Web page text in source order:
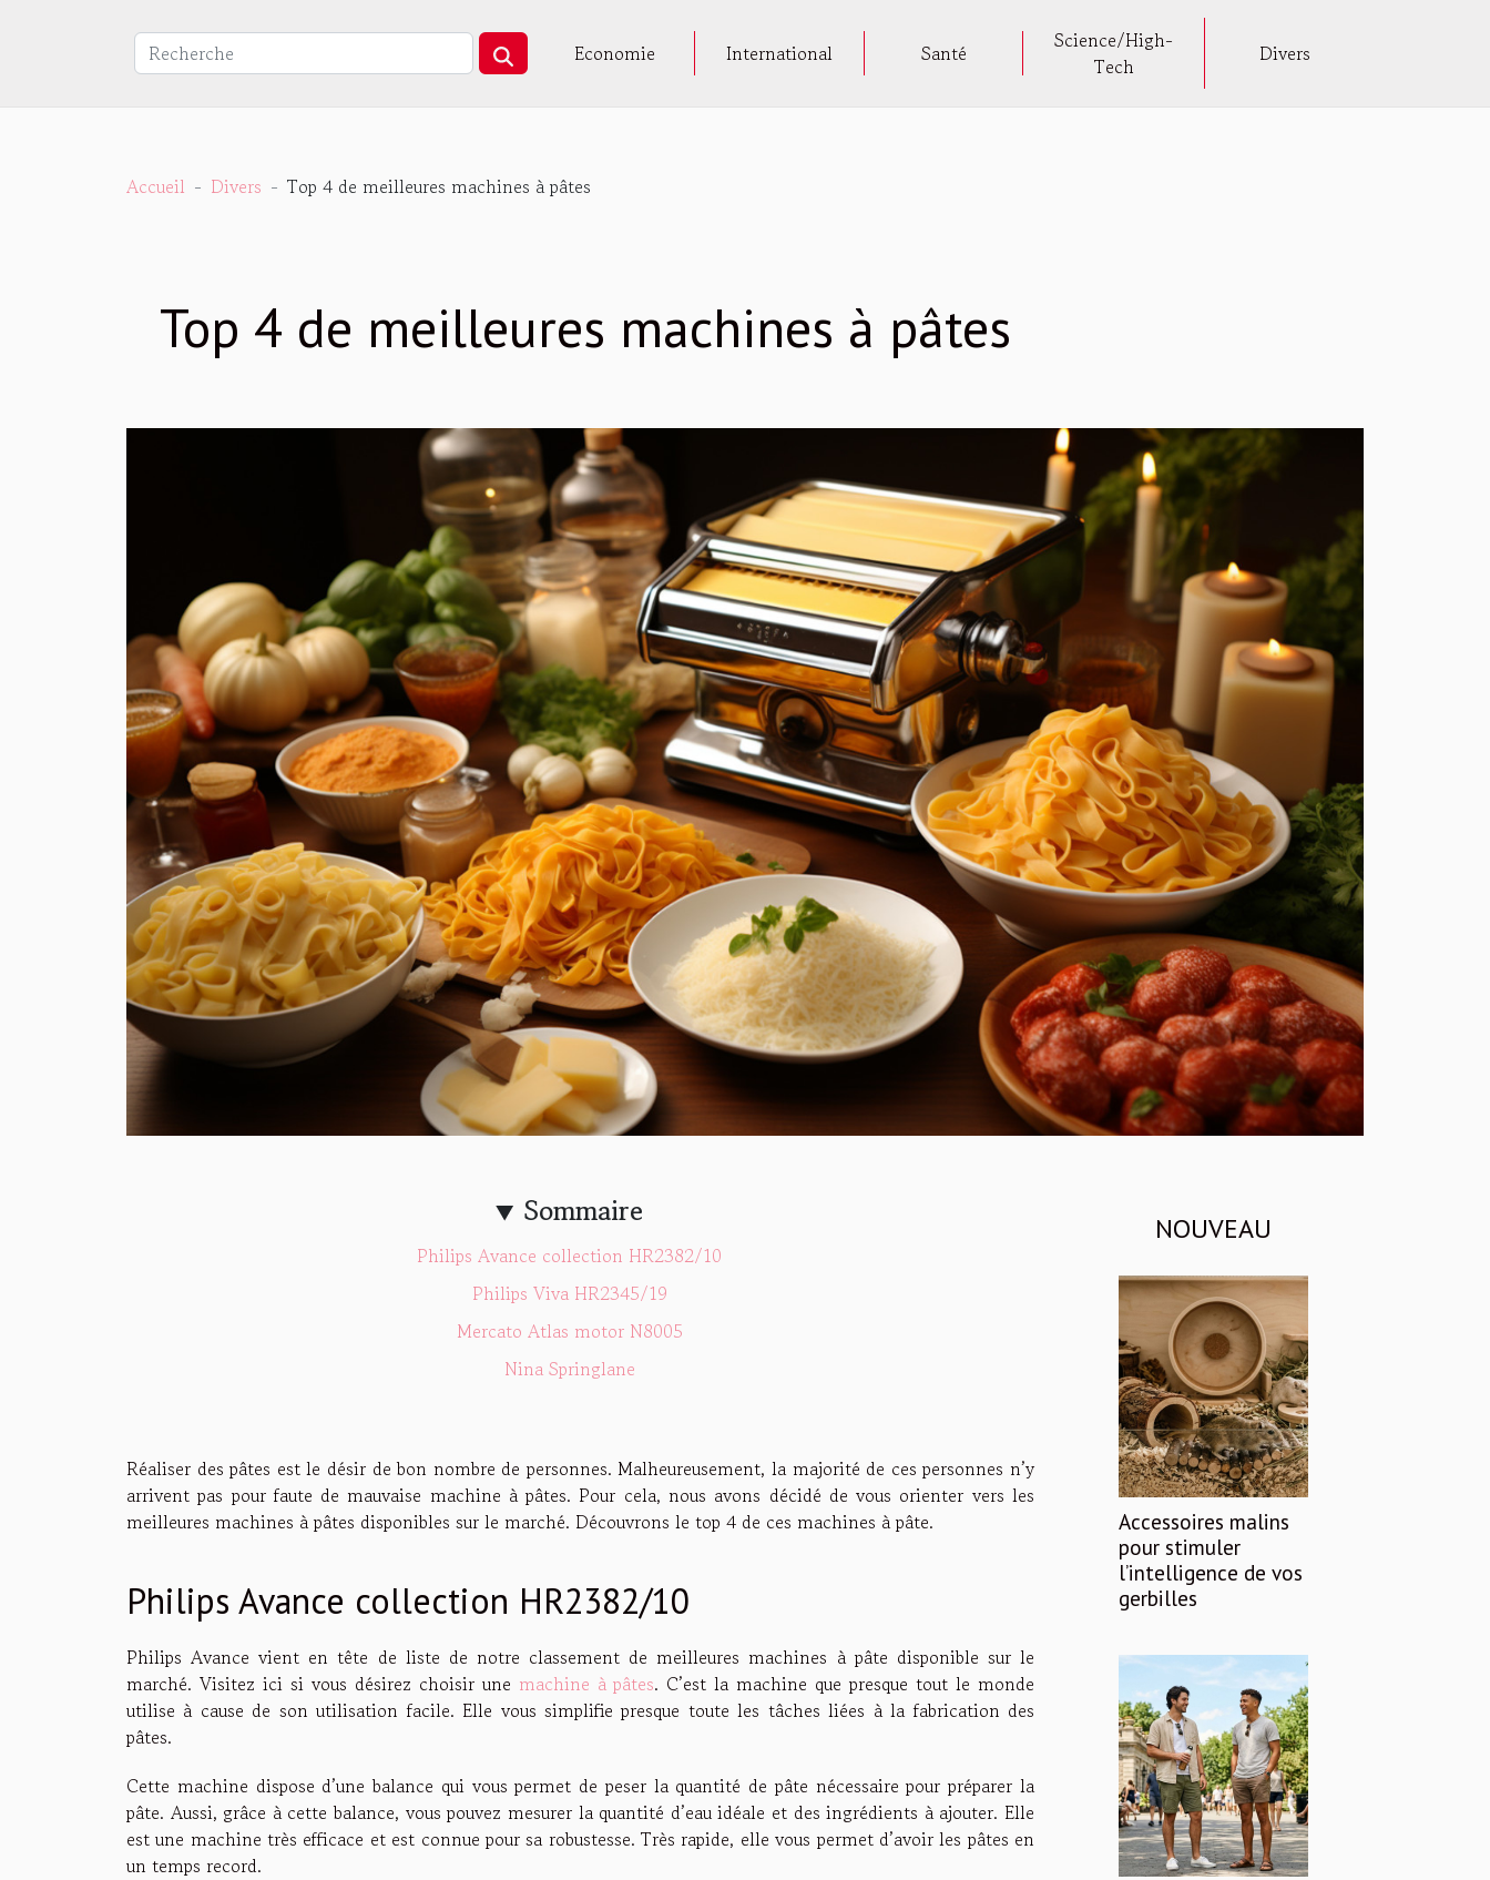
Economie International Santé
Science/High-
Tech
Divers
Accueil Divers Top 4 de meilleures machines à pâtes
Top 4 de meilleures machines à pâtes
Sommaire
Philips Avance collection HR2382/10
Philips Viva HR2345/19
Mercato Atlas motor N8005
Nina Springlane
Réaliser des pâtes est le désir de bon nombre de personnes. Malheureusement, la majorité de ces personnes n’y
arrivent pas pour faute de mauvaise machine à pâtes. Pour cela, nous avons décidé de vous orienter vers les
meilleures machines à pâtes disponibles sur le marché. Découvrons le top 4 de ces machines à pâte.
Philips Avance collection HR2382/10
Philips Avance vient en tête de liste de notre classement de meilleures machines à pâte disponible sur le
marché. Visitez ici si vous désirez choisir une machine à pâtes. C’est la machine que presque tout le monde
utilise à cause de son utilisation facile. Elle vous simplifie presque toute les tâches liées à la fabrication des
pâtes.
Cette machine dispose d’une balance qui vous permet de peser la quantité de pâte nécessaire pour préparer la
pâte. Aussi, grâce à cette balance, vous pouvez mesurer la quantité d’eau idéale et des ingrédients à ajouter. Elle
est une machine très efficace et est connue pour sa robustesse. Très rapide, elle vous permet d’avoir les pâtes en
un temps record.
NOUVEAU
Accessoires malins
pour stimuler
l’intelligence de vos
gerbilles